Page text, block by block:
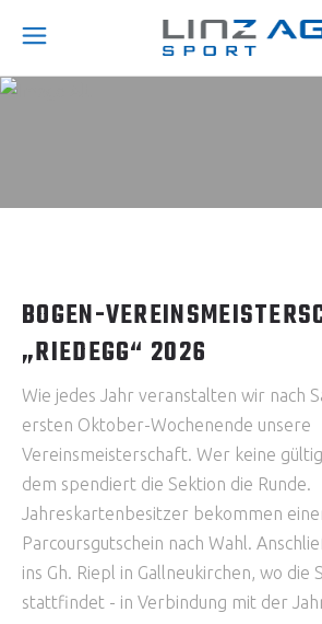
BOGEN-
„RIEDEGG“ 2026
Wie jedes Jahr veranstalten wir nach
ersten Oktober-Wochenende unsere
Vereinsmeisterschaft. Wer keine
dem spendiert die Sektion die Runde.
Jahreskartenbesitzer bekommen
Parcoursgutschein nach Wahl.
ins Gh. Riepl in Gallneukirchen, wo die
stattfindet - in Verbindung mit der